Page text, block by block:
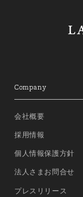
Company
会社概要
採用情報
個人情報保護方針
法人さまお問合せ
プレスリリース